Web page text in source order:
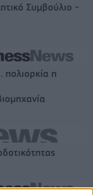
Συμβούλιο -
πολιορκία η